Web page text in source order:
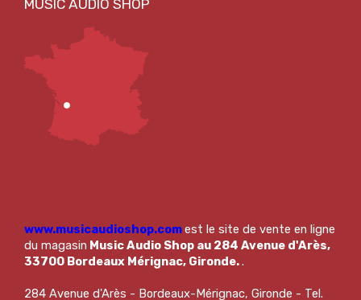
www.musicaudioshop.comest le site de vente en ligne
du magasin Music Audio Shop au 284 Avenue d'Arès,
33700 Bordeaux Mérignac, Gironde..
284 Avenue d'Arès - Bordeaux-Mérignac, Gironde - Tel.